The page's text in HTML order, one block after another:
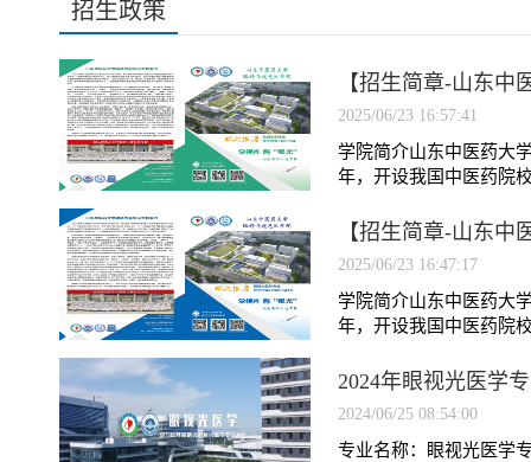
招生政策
【招生简章-山东中
2025/06/23 16:57:41
学院简介山东中医药大
年，开设我国中医药院
【招生简章-山东中
2025/06/23 16:47:17
学院简介山东中医药大
年，开设我国中医药院
2024年眼视光医学
2024/06/25 08:54:00
专业名称：眼视光医学